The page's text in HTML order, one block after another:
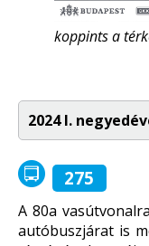
koppints a
2024 I.
275
A 80a
autóbuszjárat is